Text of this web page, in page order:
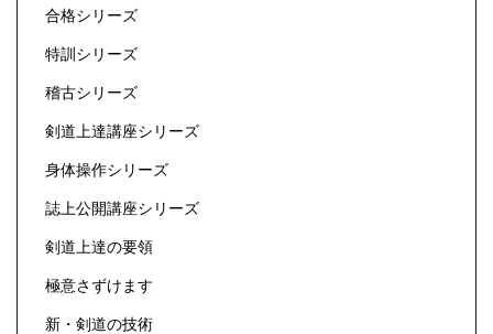
合格シリーズ
特訓シリーズ
稽古シリーズ
剣道上達講座シリーズ
身体操作シリーズ
誌上公開講座シリーズ
剣道上達の要領
極意さずけます
新・剣道の技術